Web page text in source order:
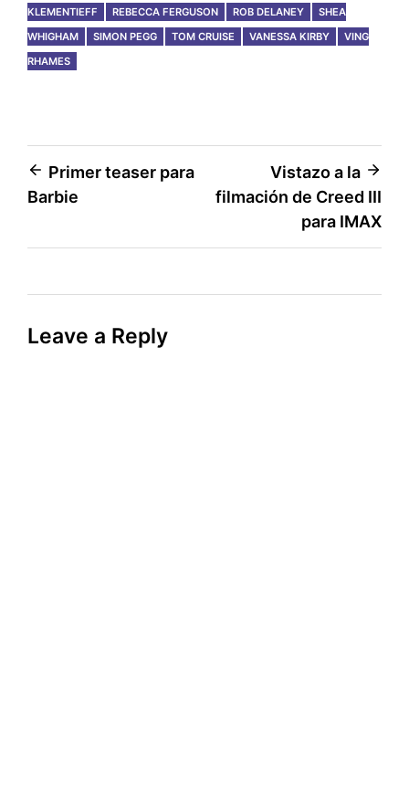
KLEMENTIEFF
REBECCA FERGUSON ROB DELANEY
SHEA
WHIGHAM
SIMON PEGG TOM CRUISE VANESSA KIRBY
VING
RHAMES
Post
navigation
Primer teaser para
Barbie
Vistazo a la
filmación de Creed III
para IMAX
Leave a Reply